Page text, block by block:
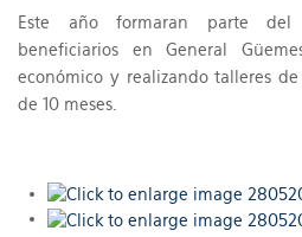
Este año formaran parte del
beneficiarios en General
económico y realizando talleres
de 10 meses.